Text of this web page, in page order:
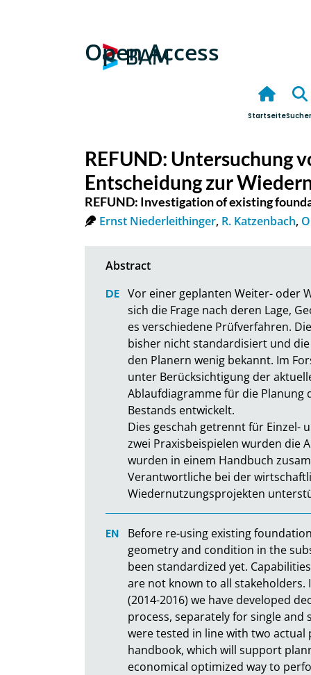
Open Access
Startseite
REFUND: Untersuchung
Entscheidung zur
REFUND: Investigation of existing
Ernst Niederleithinger, R. Katzenbach,
Vor einer geplanten Weiter- oder
sich die Frage nach deren Lage,
es verschiedene Prüfverfahren.
bisher nicht standardisiert und
den Planern wenig bekannt. Im
unter Berücksichtigung der
Ablaufdiagramme für die Planung
Bestands entwickelt.
Dies geschah getrennt für Einzel-
zwei Praxisbeispielen wurden die
wurden in einem Handbuch
Verantwortliche bei der
Wiedernutzungsprojekten
Before re-using existing
geometry and condition in the
been standardized yet.
are not known to all stakeholders.
(2014-2016) we have developed
process, separately for single
were tested in line with two actual
handbook, which will support
economical optimized way to